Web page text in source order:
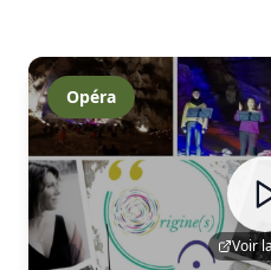
Voir
Opéra